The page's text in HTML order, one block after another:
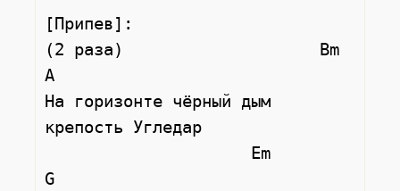
[Припев]:
(2 раза)                    Bm
A
На горизонте чёрный дым
крепость Угледар
G